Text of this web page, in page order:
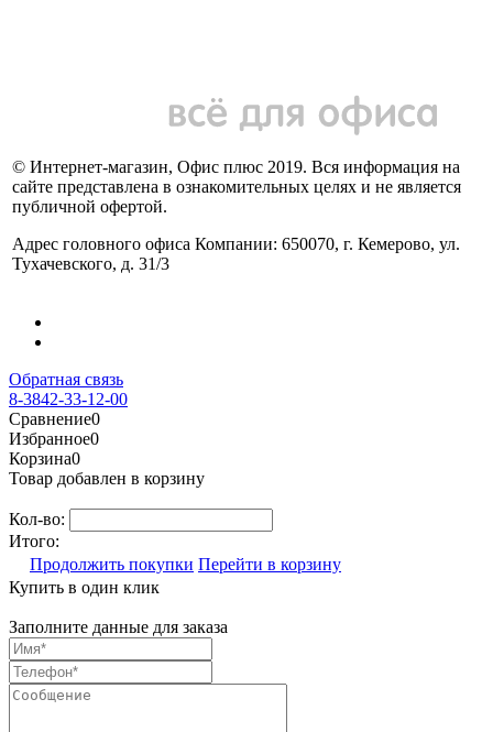
© Интернет-магазин, Офис плюс 2019. Вся информация на
сайте представлена в ознакомительных целях и не является
публичной офертой.
Адрес головного офиса Компании: 650070, г. Кемерово, ул.
Тухачевского, д. 31/3
Обратная связь
8-3842-33-12-00
Сравнение0
Избранное0
Корзина0
Товар добавлен в корзину
Кол-во:
Итого:
Продолжить покупки Перейти в корзину
Купить в один клик
Заполните данные для заказа